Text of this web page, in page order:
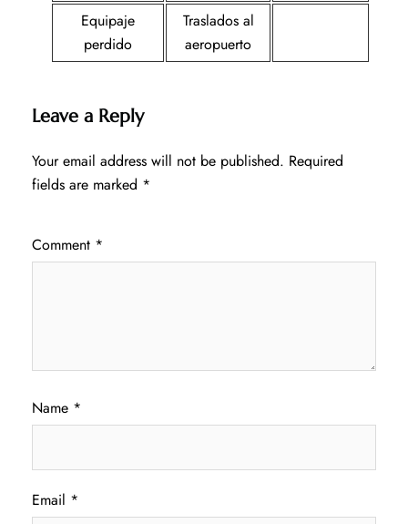
Equipaje
perdido
Traslados al
aeropuerto
Leave a Reply
Your email address will not be published. Required
fields are marked *
Comment *
Name *
Email *